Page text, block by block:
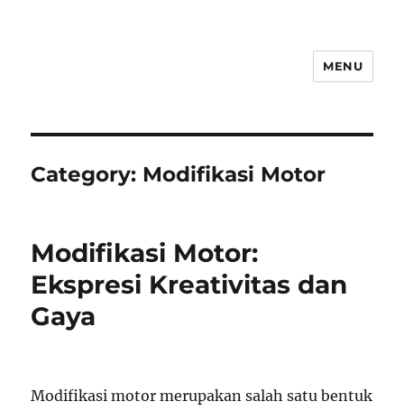
MENU
Category: Modifikasi Motor
Modifikasi Motor:
Ekspresi Kreativitas dan
Gaya
Modifikasi motor merupakan salah satu bentuk